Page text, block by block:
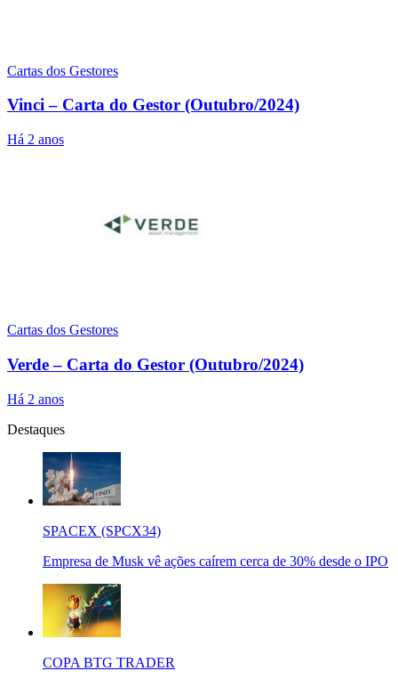
Cartas dos Gestores
Vinci – Carta do Gestor (Outubro/2024)
Há 2 anos
Cartas dos Gestores
Verde – Carta do Gestor (Outubro/2024)
Há 2 anos
Destaques
SPACEX (SPCX34)
Empresa de Musk vê ações caírem cerca de 30% desde o IPO
COPA BTG TRADER